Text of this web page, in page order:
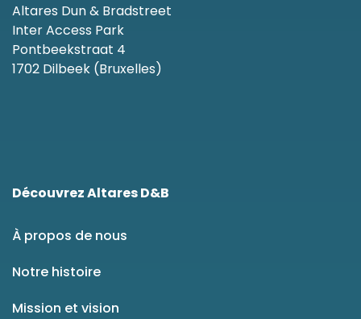
Altares Dun & Bradstreet
Inter Access Park
Pontbeekstraat 4
1702 Dilbeek (Bruxelles)
Découvrez Altares D&B
À propos de nous
Notre histoire
Mission et vision